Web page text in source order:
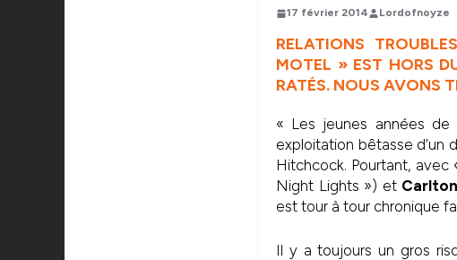
17 février 2014 Lordofnoyze
RELATIONS
MOTEL » EST HORS
RATÉS. NOUS AVONS
« Les jeunes années de
exploitation bêtasse d’un
Hitchcock. Pourtant, avec
Night Lights ») et
est tour à tour chronique
Il y a toujours un gros